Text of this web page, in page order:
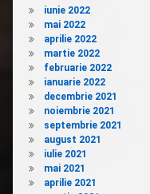
iunie 2022
mai 2022
aprilie 2022
martie 2022
februarie 2022
ianuarie 2022
decembrie 2021
noiembrie 2021
septembrie 2021
august 2021
iulie 2021
mai 2021
aprilie 2021